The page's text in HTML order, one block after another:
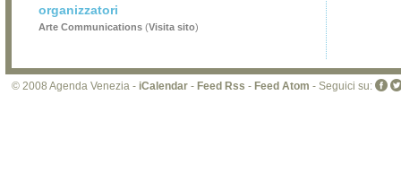
organizzatori
Arte Communications (Visita sito)
© 2008 Agenda Venezia - iCalendar - Feed Rss - Feed Atom - Seguici su: